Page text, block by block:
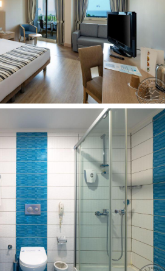
už papildomą mokestį
gultai nemokamai
nemokamai
Tepesi No: 12, 07506 Serik/Antalya,
en/hotels/crystal-